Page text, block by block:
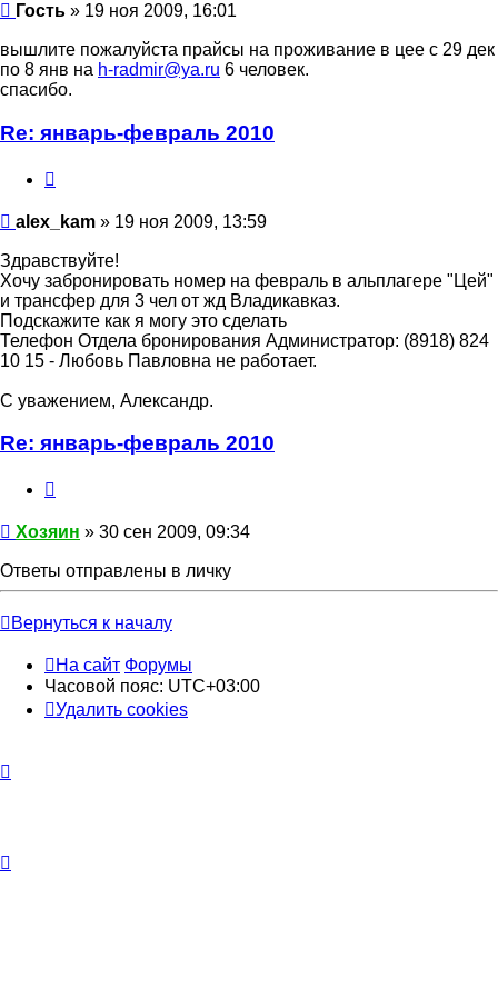
Гость » 19 ноя 2009, 16:01
вышлите пожалуйста прайсы на проживание в цее с 29 дек
по 8 янв на h-radmir@ya.ru 6 человек.
спасибо.
Re: январь-февраль 2010
alex_kam » 19 ноя 2009, 13:59
Здравствуйте!
Хочу забронировать номер на февраль в альплагере "Цей"
и трансфер для 3 чел от жд Владикавказ.
Подскажите как я могу это сделать
Телефон Отдела бронирования Администратор: (8918) 824
10 15 - Любовь Павловна не работает.
С уважением, Александр.
Re: январь-февраль 2010
Хозяин » 30 сен 2009, 09:34
Ответы отправлены в личку
Вернуться к началу
На сайт Форумы
Часовой пояс: UTC+03:00
Удалить cookies